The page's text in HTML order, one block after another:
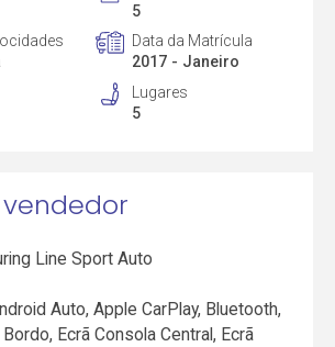
5
Data da Matrícula
2017 - Janeiro
Lugares
5
Line Sport Auto
Auto, Apple CarPlay, Bluetooth,
Ecrã Consola Central, Ecrã